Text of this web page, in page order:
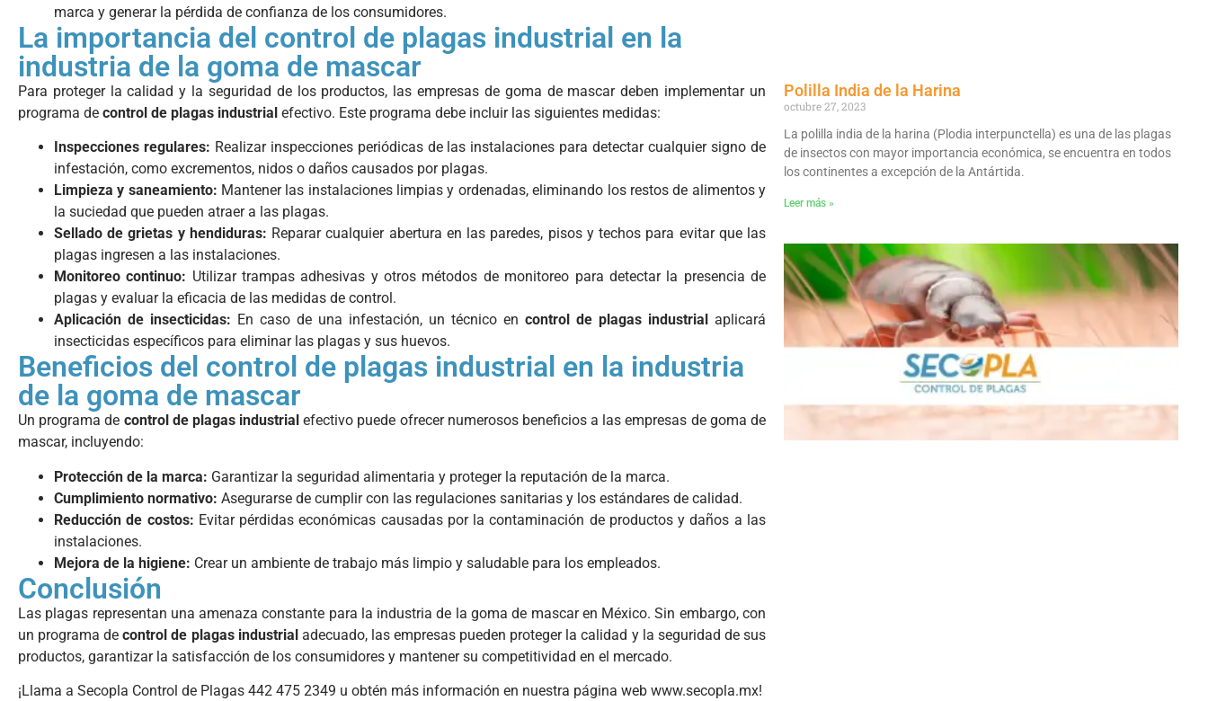
marca y generar la pérdida de confianza de los consumidores.
La importancia del control de plagas industrial en la
industria de la goma de mascar
Para proteger la calidad y la seguridad de los productos, las empresas de goma de mascar deben implementar un
programa de control de plagas industrial efectivo. Este programa debe incluir las siguientes medidas:
Inspecciones regulares: Realizar inspecciones periódicas de las instalaciones para detectar cualquier signo de
infestación, como excrementos, nidos o daños causados por plagas.
Limpieza y saneamiento: Mantener las instalaciones limpias y ordenadas, eliminando los restos de alimentos y
la suciedad que pueden atraer a las plagas.
Sellado de grietas y hendiduras: Reparar cualquier abertura en las paredes, pisos y techos para evitar que las
plagas ingresen a las instalaciones.
Monitoreo continuo: Utilizar trampas adhesivas y otros métodos de monitoreo para detectar la presencia de
plagas y evaluar la eficacia de las medidas de control.
Aplicación de insecticidas: En caso de una infestación, un técnico en control de plagas industrial
aplicará
insecticidas específicos para eliminar las plagas y sus huevos.
Beneficios del control de plagas industrial en la industria
de la goma de mascar
Un programa de control de plagas industrial efectivo puede ofrecer numerosos beneficios a las empresas de goma de
mascar, incluyendo:
Protección de la marca: Garantizar la seguridad alimentaria y proteger la reputación de la marca.
Cumplimiento normativo: Asegurarse de cumplir con las regulaciones sanitarias y los estándares de calidad.
Reducción de costos: Evitar pérdidas económicas causadas por la contaminación de productos y daños a las
instalaciones.
Mejora de la higiene: Crear un ambiente de trabajo más limpio y saludable para los empleados.
Conclusión
Las plagas representan una amenaza constante para la industria de la goma de mascar en México. Sin embargo, con
un programa decontrol de plagas industrialadecuado, las empresas pueden proteger la calidad y la seguridad de sus
productos, garantizar la satisfacción de los consumidores y mantener su competitividad en el mercado.
¡Llama a Secopla Control de Plagas 442 475 2349 u obtén más información en nuestra página web www.secopla.mx!
Polilla India de la Harina
octubre 27, 2023
La polilla india de la harina (Plodia interpunctella) es una de las plagas
de insectos con mayor importancia económica, se encuentra en todos
los continentes a excepción de la Antártida.
Leer más »